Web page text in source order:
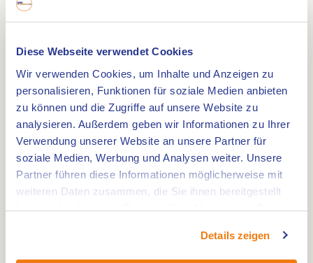
Diese Webseite verwendet Cookies
Wir verwenden Cookies, um Inhalte und Anzeigen zu
personalisieren, Funktionen für soziale Medien anbieten
zu können und die Zugriffe auf unsere Website zu
analysieren. Außerdem geben wir Informationen zu Ihrer
Verwendung unserer Website an unsere Partner für
soziale Medien, Werbung und Analysen weiter. Unsere
Partner führen diese Informationen möglicherweise mit
weiteren Daten zusammen, die Sie ihnen bereitgestellt
haben oder die sie im Rahmen Ihrer Nutzung der Dienste
Details zeigen
Wanderroute Lange 7,9 km. Nordwestlich von
Weert, auf der Grenze von Limburg zu
Nordbrabant, liegt das Weerterbos. Dies besteht
zum grossten Teil aus Wald und offenen Flachen.
Durch die Lage im Tal, wo das Wasser nur schlecht
weg konnte, war der Boden sehr sumpfig. Im
Naturgebiet Weerterbos ist Weerterbosch das
älteste Waldgebiet. Die Länge der wanderroute
Weerterbosch Route Orange beträgt 7,9 Km.